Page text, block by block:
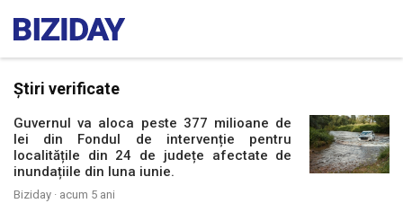
Știri verificate
Guvernul va aloca peste 377 milioane de
lei din Fondul de intervenție pentru
localitățile din 24 de județe afectate de
inundațiile din luna iunie.
Biziday · acum 5 ani